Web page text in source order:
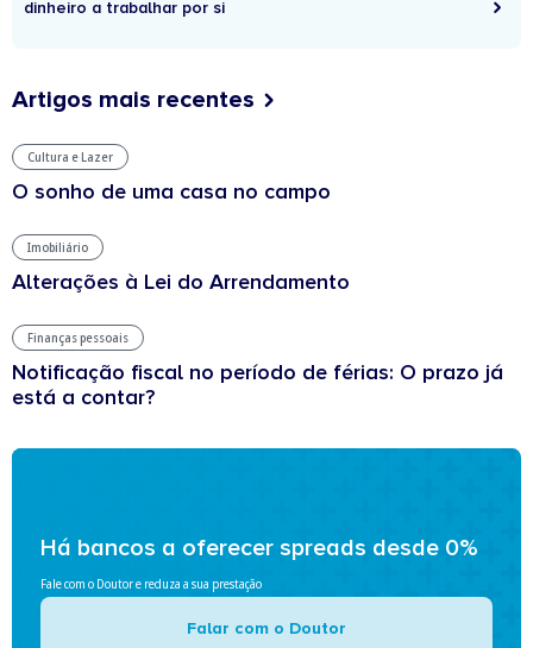
dinheiro a trabalhar por si
Artigos mais recentes
Cultura e Lazer
O sonho de uma casa no campo
Imobiliário
Alterações à Lei do Arrendamento
Finanças pessoais
Notificação fiscal no período de férias: O prazo já
está a contar?
Há bancos a oferecer spreads desde 0%
Fale com o Doutor e reduza a sua prestação
Falar com o Doutor